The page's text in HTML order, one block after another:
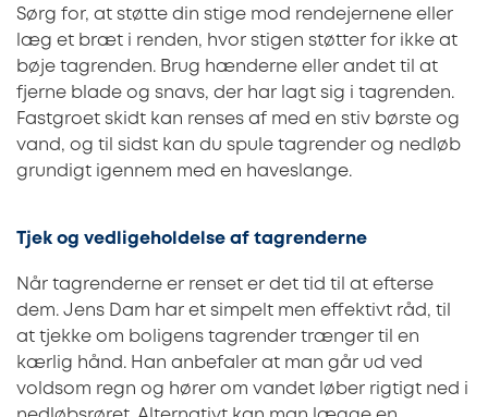
Sørg for, at støtte din stige mod rendejernene eller
læg et bræt i renden, hvor stigen støtter for ikke at
bøje tagrenden. Brug hænderne eller andet til at
fjerne blade og snavs, der har lagt sig i tagrenden.
Fastgroet skidt kan renses af med en stiv børste og
vand, og til sidst kan du spule tagrender og nedløb
grundigt igennem med en haveslange.
Tjek og vedligeholdelse af tagrenderne
Når tagrenderne er renset er det tid til at efterse
dem. Jens Dam har et simpelt men effektivt råd, til
at tjekke om boligens tagrender trænger til en
kærlig hånd. Han anbefaler at man går ud ved
voldsom regn og hører om vandet løber rigtigt ned i